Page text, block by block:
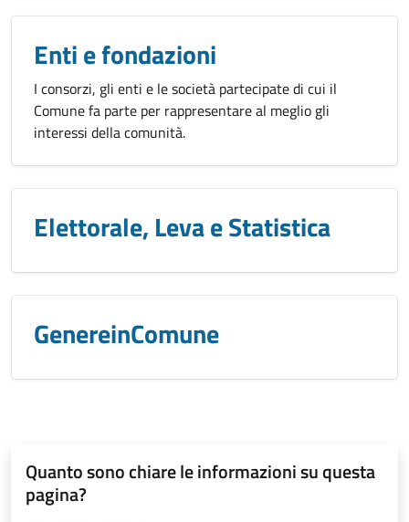
Enti e fondazioni
I consorzi, gli enti e le società partecipate di cui il
Comune fa parte per rappresentare al meglio gli
interessi della comunità.
Elettorale, Leva e Statistica
GenereinComune
Quanto sono chiare le informazioni su questa
pagina?